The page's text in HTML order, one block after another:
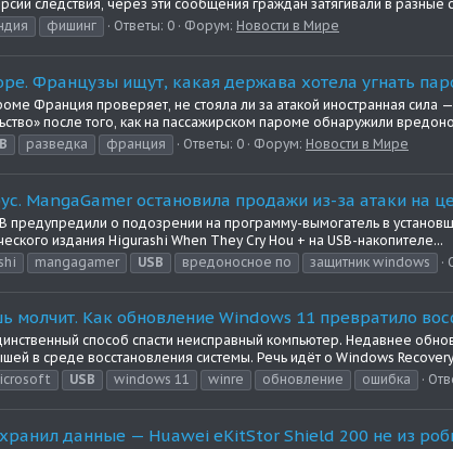
следствия, через эти сообщения граждан затягивали в разные
фишинг Ответы: 0 Форум: Новости в Мире
Французы ищут, какая держава хотела угнать
Франция проверяет, не стояла ли за атакой иностранная сила
после того, как на пассажирском пароме обнаружили
разведка франция Ответы: 0 Форум: Новости в Мире
MangaGamer остановила продажи из-за атаки на
предупредили о подозрении на программу-вымогатель в
издания Higurashi When They Cry Hou + на USB-накопителе...
mangagamer USB вредоносное по защитник windows
молчит. Как обновление Windows 11 превратило
способ спасти неисправный компьютер. Недавнее
в среде восстановления системы. Речь идёт о Windows
USB windows 11 winre обновление ошибка
данные — Huawei eKitStor Shield 200 не из